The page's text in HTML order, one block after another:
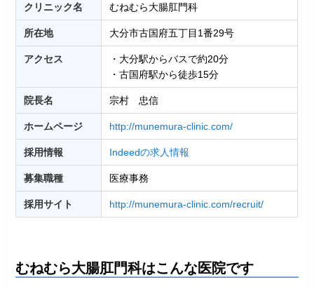
クリニック名 むねむら大腸肛門科
所在地 大分市古国府五丁目1番29号
アクセス
・大分駅からバスで約20分
・古国府駅から徒歩15分
院長名 宗村 忠信
ホームページ http://munemura-clinic.com/
採用情報 Indeedの求人情報
募集職種 医療事務
採用サイト http://munemura-clinic.com/recruit/
むねむら大腸肛門科はこんな医院です